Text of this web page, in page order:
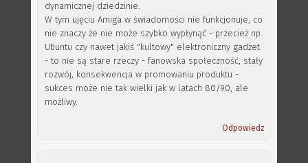
dynamicznej dziedzinie.
W tym ujęciu Amiga w świadomości nie funkcjonuje, co
nie znaczy że nie może szybko wypłynąć - przecież np.
Ubuntu czy nawet jakiś "kultowy" elektroniczny gadżet
- to nie są stare rzeczy - fanowska społeczność, stały
rozwój, konsekwencja w promowaniu produktu -
sukces może nie tak wielki jak w latach 80/90, ale
możliwy.
Odpowiedz